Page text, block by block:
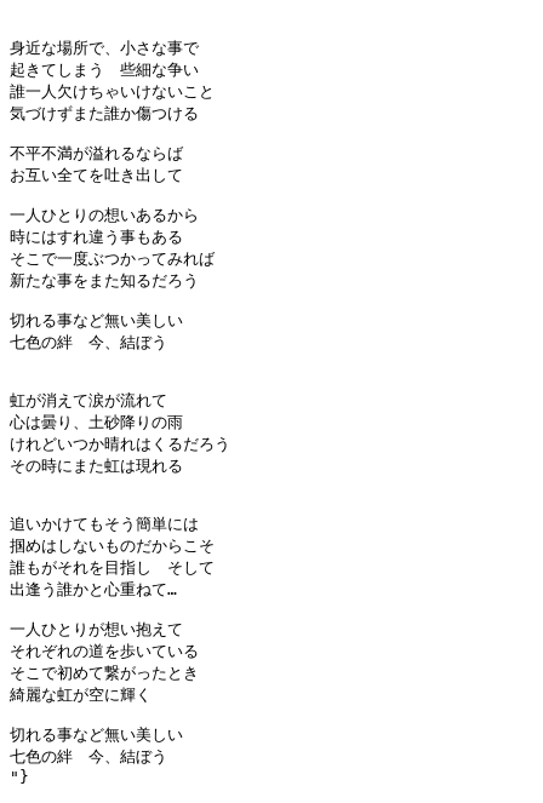
身近な場所で、小さな事で
起きてしまう　些細な争い
誰一人欠けちゃいけないこと
気づけずまた誰か傷つける
不平不満が溢れるならば
お互い全てを吐き出して
一人ひとりの想いあるから
時にはすれ違う事もある
そこで一度ぶつかってみれば
新たな事をまた知るだろう
切れる事など無い美しい
七色の絆　今、結ぼう
虹が消えて涙が流れて
心は曇り、土砂降りの雨
けれどいつか晴れはくるだろう
その時にまた虹は現れる
追いかけてもそう簡単には
掴めはしないものだからこそ
誰もがそれを目指し　そして
出逢う誰かと心重ねて…
一人ひとりが想い抱えて
それぞれの道を歩いている
そこで初めて繋がったとき
綺麗な虹が空に輝く
切れる事など無い美しい
七色の絆　今、結ぼう
"}